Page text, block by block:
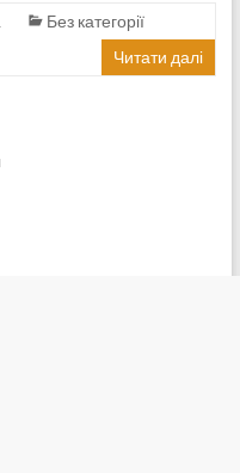
Без категорії
Читати далі